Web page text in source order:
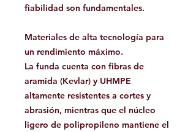
fiabilidad son fundamentales.
Materiales de alta tecnología para
un rendimiento máximo.
La funda cuenta con fibras de
aramida (Kevlar) y UHMPE
altamente resistentes a cortes y
abrasión, mientras que el núcleo
ligero de polipropileno mantiene el